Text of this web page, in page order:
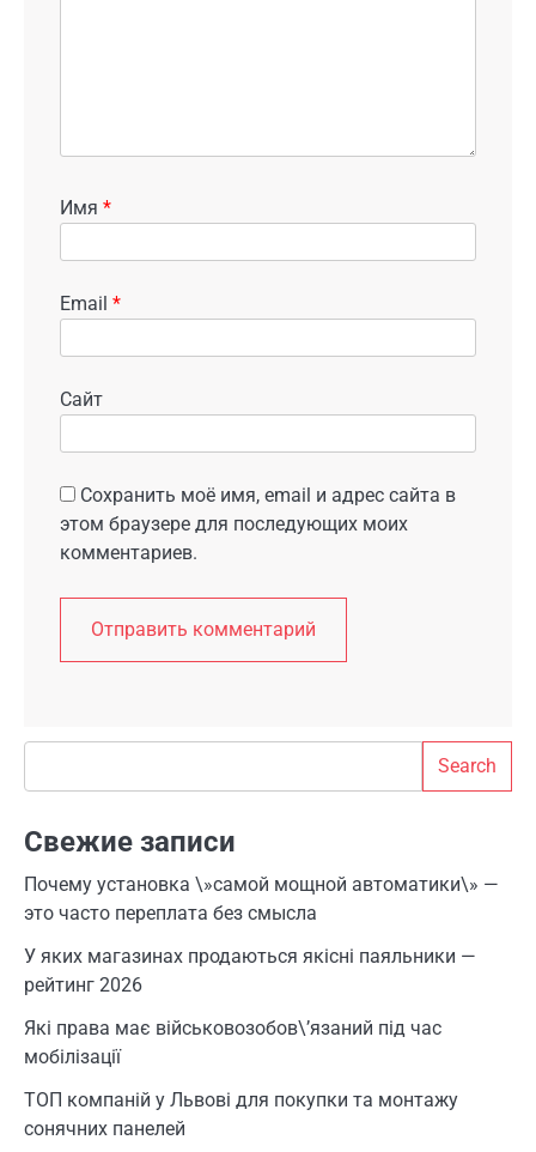
Имя *
Email *
Сайт
Сохранить моё имя, email и адрес сайта в
этом браузере для последующих моих
комментариев.
Search
Свежие записи
Почему установка \»самой мощной автоматики\» —
это часто переплата без смысла
У яких магазинах продаються якісні паяльники —
рейтинг 2026
Які права має військовозобов\’язаний під час
мобілізації
ТОП компаній у Львові для покупки та монтажу
сонячних панелей